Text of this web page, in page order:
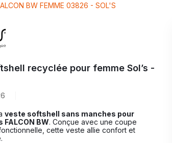
BW FEMME 03826 - SOL'S
recyclée pour femme Sol’s -
veste softshell sans manches pour
FALCON BW. Conçue avec une coupe
cette veste allie confort et